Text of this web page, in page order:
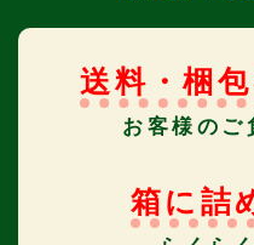
送料・梱
お客様のご
箱に詰